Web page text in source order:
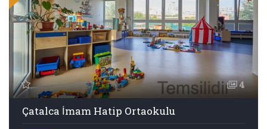
4
Çatalca İmam Hatip Ortaokulu